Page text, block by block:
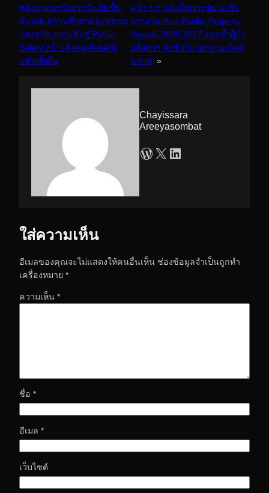
พลังภาคธุรกิจประกันภัย ปั้น
ต้นแบบสถานศึกษาและชุมชน
ปลอดภัย ยกระดับสู่ Public
Safety สร้างสังคมปลอดภัย
อย่างยั่งยืน
คว้า 6 รางวัลใหญ่ระดับเอเชีย
จากงาน Asia Pacific Property
Awards 2026-2027 ตอกย้ำผู้นำ
อสังหาฯ ลักชัวรีมาตรฐานเวิลด์
คลาส »
Chayissara
Areeyasombat
WordPress X LinkedIn
ใส่ความเห็น
อีเมลของคุณจะไม่แสดงให้คนอื่นเห็น ช่องข้อมูลจำเป็นถูกทำ
เครื่องหมาย *
ความเห็น *
ชื่อ *
อีเมล *
เว็บไซต์